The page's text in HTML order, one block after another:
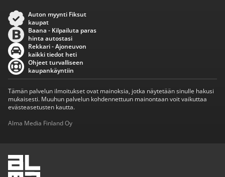
Auton myynti Fiksut
kaupat
Baana - Kilpailuta paras
hinta autostasi
Rekkari - Ajoneuvon
kaikki tiedot heti
Ohjeet turvalliseen
kaupankäyntiin
Tämän palvelun ilmoitukset ovat mainoksia, jotka näytetään sinulle hakusi
mukaisesti. Muuhun palvelun kohdennettuun mainontaan voit vaikuttaa
evästeasetusten kautta.
Alma Media Finland Oy